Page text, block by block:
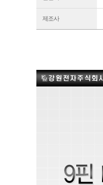
제조사